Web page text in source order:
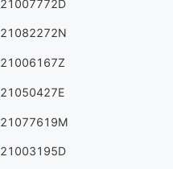
21007772D
21082272N
21006167Z
21050427E
21077619M
21003195D